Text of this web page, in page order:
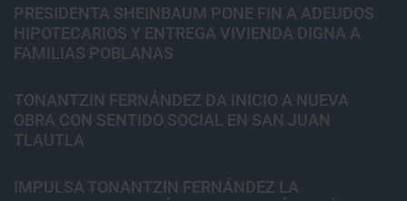
PRESIDENTA SHEINBAUM PONE FIN A ADEUDOS
HIPOTECARIOS Y ENTREGA VIVIENDA DIGNA A
FAMILIAS POBLANAS
TONANTZIN FERNÁNDEZ DA INICIO A NUEVA
OBRA CON SENTIDO SOCIAL EN SAN JUAN
TLAUTLA
IMPULSA TONANTZIN FERNÁNDEZ LA